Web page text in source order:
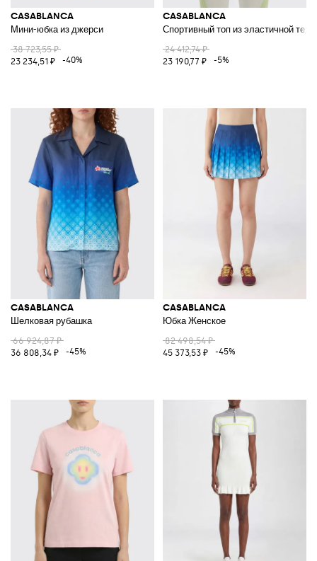
CASABLANCA
Мини-юбка из джерси
38 723,55 ₽
23 234,51 ₽
-40%
CASABLANCA
Спортивный топ из эластичной
24 412,74 ₽
23 190,77 ₽
-5%
CASABLANCA
Шелковая рубашка
66 924,87 ₽
36 808,34 ₽
-45%
CASABLANCA
Юбка Женское
82 498,54 ₽
45 373,53 ₽
-45%